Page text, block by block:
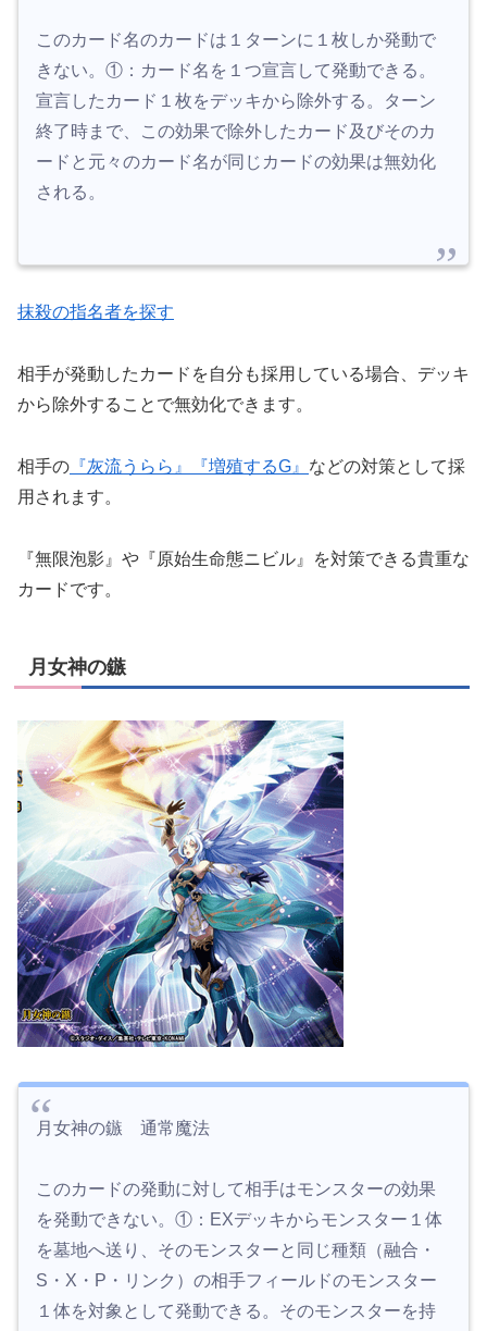
このカード名のカードは１ターンに１枚しか発動で
きない。①：カード名を１つ宣言して発動できる。
宣言したカード１枚をデッキから除外する。ターン
終了時まで、この効果で除外したカード及びそのカ
ードと元々のカード名が同じカードの効果は無効化
される。
抹殺の指名者を探す
相手が発動したカードを自分も採用している場合、デッキ
から除外することで無効化できます。
相手の 『灰流うらら』 『増殖するG』 などの対策として採
用されます。
『無限泡影』や『原始生命態ニビル』を対策できる貴重な
カードです。
月女神の鏃
月女神の鏃 通常魔法
このカードの発動に対して相手はモンスターの効果
を発動できない。①：EXデッキからモンスター１体
を墓地へ送り、そのモンスターと同じ種類（融合・
S・X・P・リンク）の相手フィールドのモンスター
１体を対象として発動できる。そのモンスターを持